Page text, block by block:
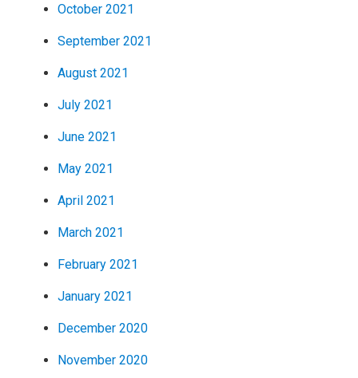
October 2021
September 2021
August 2021
July 2021
June 2021
May 2021
April 2021
March 2021
February 2021
January 2021
December 2020
November 2020